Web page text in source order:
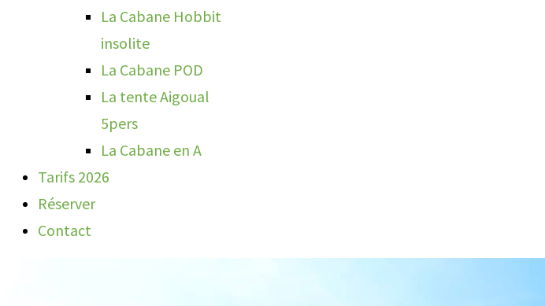
La Cabane Hobbit
insolite
La Cabane POD
La tente Aigoual
5pers
La Cabane en A
Tarifs 2026
Réserver
Contact